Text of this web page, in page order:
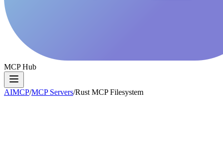
MCP Hub
AIMCP/MCP Servers/Rust MCP Filesystem